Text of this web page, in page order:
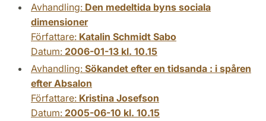
Avhandling: Den medeltida byns sociala
dimensioner
Författare: Katalin Schmidt Sabo
Datum: 2006-01-13 kl. 10.15
Avhandling: Sökandet efter en tidsanda : i spåren
efter Absalon
Författare: Kristina Josefson
Datum: 2005-06-10 kl. 10.15